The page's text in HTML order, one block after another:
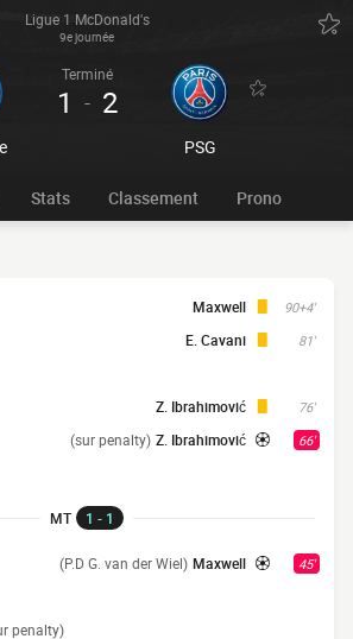
Ligue 1 McDonald's
9e journée
Terminé
1 - 2
PSG
Stats Classement Prono
90+4'
Maxwell
81'
E. Cavani
76'
Z. Ibrahimović
66'
Z. Ibrahimović
(sur penalty)
MT 1 - 1
45'
Maxwell
(P.D G. van der Wiel)
penalty)